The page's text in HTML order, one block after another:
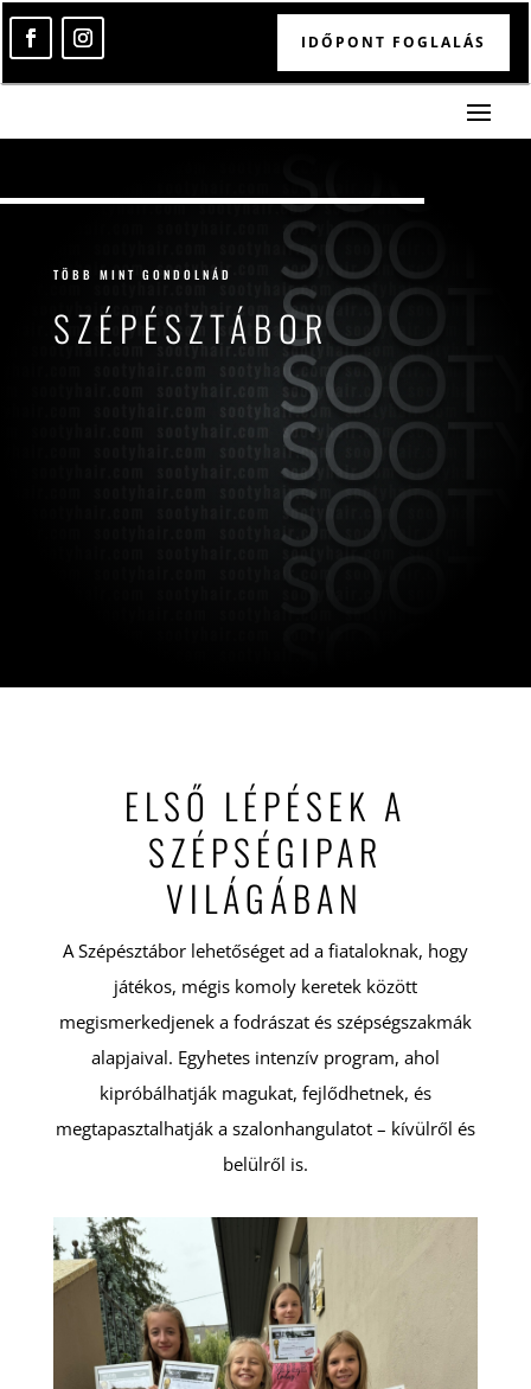
IDŐPONT FOGLALÁS
TÖBB MINT GONDOLNÁD
SZÉPÉSZTÁBOR
ELSŐ LÉPÉSEK A
SZÉPSÉGIPAR
VILÁGÁBAN
A Szépésztábor lehetőséget ad a fiataloknak, hogy
játékos, mégis komoly keretek között
megismerkedjenek a fodrászat és szépségszakmák
alapjaival. Egyhetes intenzív program, ahol
kipróbálhatják magukat, fejlődhetnek, és
megtapasztalhatják a szalonhangulatot – kívülről és
belülről is.